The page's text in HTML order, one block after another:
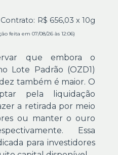
R$ 656,03 x 10g
feita em 07/08/26 às 12:06)
que embora o
Lote Padrão (OZD1)
também é maior. O
pela liquidação
a retirada por meio
ou manter o ouro
Essa
para investidores